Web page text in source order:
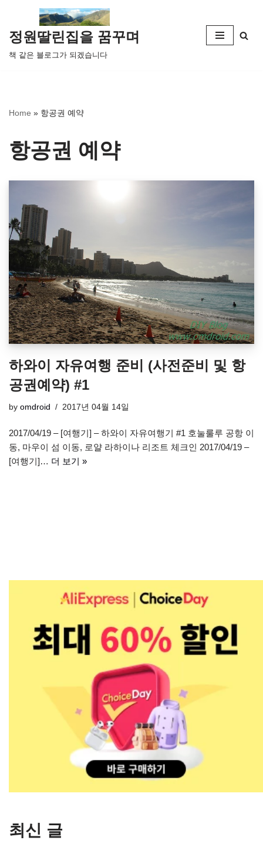
콘
텐
츠
뛰
정원딸린집을 꿈꾸며
책 같은 블로그가 되겠습니다
Home » 항공권 예약
항공권 예약
하와이 자유여행 준비 (사전준비 및 항
공권예약) #1
by omdroid 2017년 04월 14일
2017/04/19 – [여행기] – 하와이 자유여행기 #1 호눌룰루 공항 이
동, 마우이 섬 이동, 로얄 라하이나 리조트 체크인 2017/04/19 –
[여행기]… 더 보기 »
최신 글